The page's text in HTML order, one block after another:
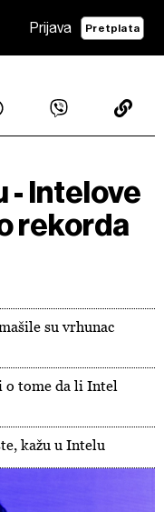
Prijava Pretplata
- Intelove
rekorda
su vrhunac
o tome da li Intel
kažu u Intelu